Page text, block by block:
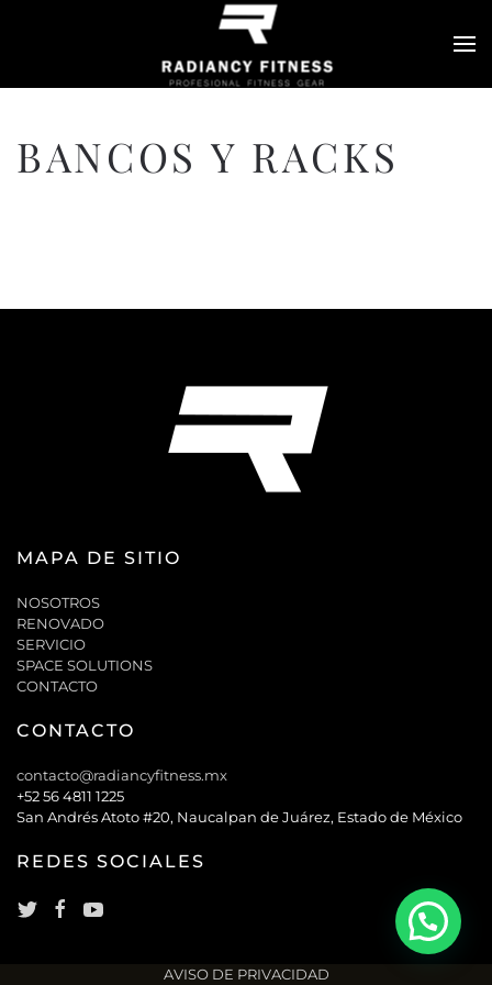
BANCOS Y RACKS
MAPA DE SITIO
NOSOTROS
RENOVADO
SERVICIO
SPACE SOLUTIONS
CONTACTO
CONTACTO
contacto@radiancyfitness.mx
+52 56 4811 1225
San Andrés Atoto #20, Naucalpan de Juárez, Estado de México
REDES SOCIALES
AVISO DE PRIVACIDAD